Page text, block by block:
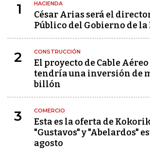
1 HACIENDA
César Arias será el
Público del Gobierno de
2 CONSTRUCCIÓN
El proyecto de Cable Aéreo
tendría una inversión de
billón
3 COMERCIO
Esta es la oferta de
"Gustavos" y "Abelardos"
agosto